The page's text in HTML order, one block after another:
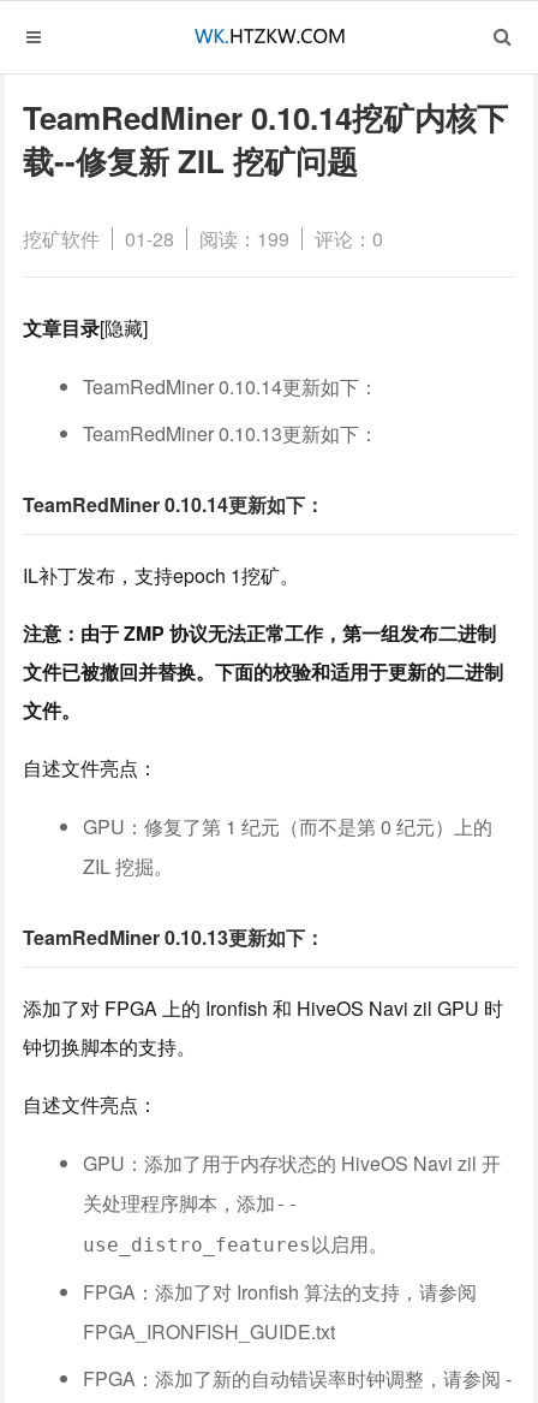
TeamRedMiner 0.10.14挖矿内核下
载--修复新 ZIL 挖矿问题
挖矿软件 01-28 阅读：199 评论：0
文章目录[隐藏]
TeamRedMiner 0.10.14更新如下：
TeamRedMiner 0.10.13更新如下：
TeamRedMiner 0.10.14更新如下：
IL补丁发布，支持epoch 1挖矿。
注意：由于 ZMP 协议无法正常工作，第一组发布二进制
文件已被撤回并替换。下面的校验和适用于更新的二进制
文件。
自述文件亮点：
GPU：修复了第 1 纪元（而不是第 0 纪元）上的
ZIL 挖掘。
TeamRedMiner 0.10.13更新如下：
添加了对 FPGA 上的 Ironfish 和 HiveOS Navi zil GPU 时
钟切换脚本的支持。
自述文件亮点：
GPU：添加了用于内存状态的 HiveOS Navi zil 开
关处理程序脚本，添加--
use_distro_features以启用。
FPGA：添加了对 Ironfish 算法的支持，请参阅
FPGA_IRONFISH_GUIDE.txt
FPGA：添加了新的自动错误率时钟调整，请参阅 -